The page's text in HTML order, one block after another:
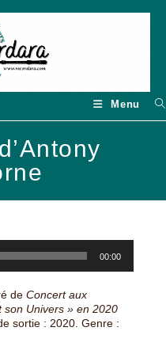
Menu
00:00
deConcert aux
son Univers » en 2020
sortie : 2020. Genre :